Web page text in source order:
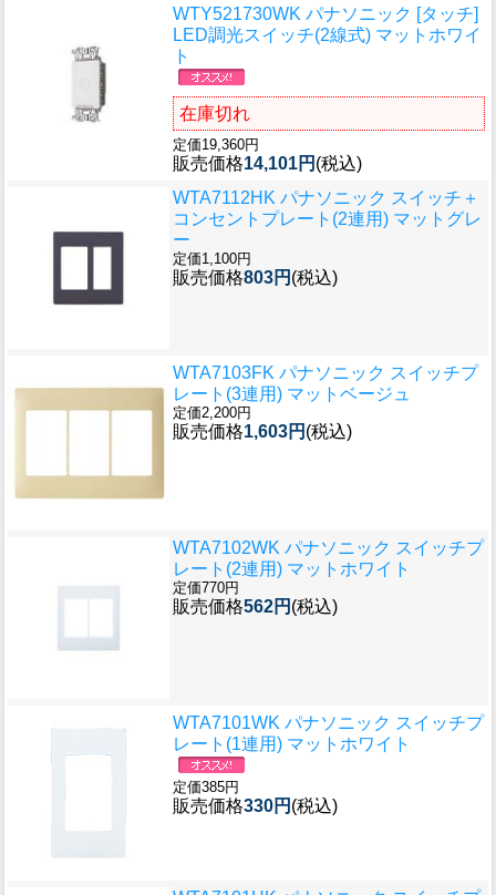
WTY521730WK パナソニック [タッチ]
LED調光スイッチ(2線式) マットホワイ
ト
在庫切れ
定価19,360円
販売価格14,101円 (税込)
WTA7112HK パナソニック スイッチ＋
コンセントプレート(2連用) マットグレ
ー
定価1,100円
販売価格803円 (税込)
WTA7103FK パナソニック スイッチプ
レート(3連用) マットベージュ
定価2,200円
販売価格1,603円 (税込)
WTA7102WK パナソニック スイッチプ
レート(2連用) マットホワイト
定価770円
販売価格562円 (税込)
WTA7101WK パナソニック スイッチプ
レート(1連用) マットホワイト
定価385円
販売価格330円 (税込)